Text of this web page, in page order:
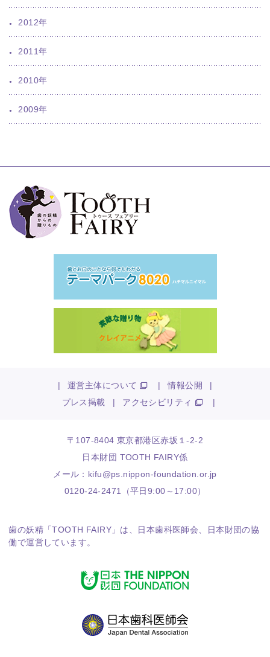
2012年
2011年
2010年
2009年
| 運営主体について | 情報公開
|
プレス掲載
| アクセシビリティ |
〒107-8404 東京都港区赤坂１-2-2
日本財団 TOOTH FAIRY係
メール： kifu@ps.nippon-foundation.or.jp
0120-24-2471（平日9:00～17:00）
歯の妖精「TOOTH FAIRY」は、 日本歯科医師会 日本財団の協
働で運営しています。